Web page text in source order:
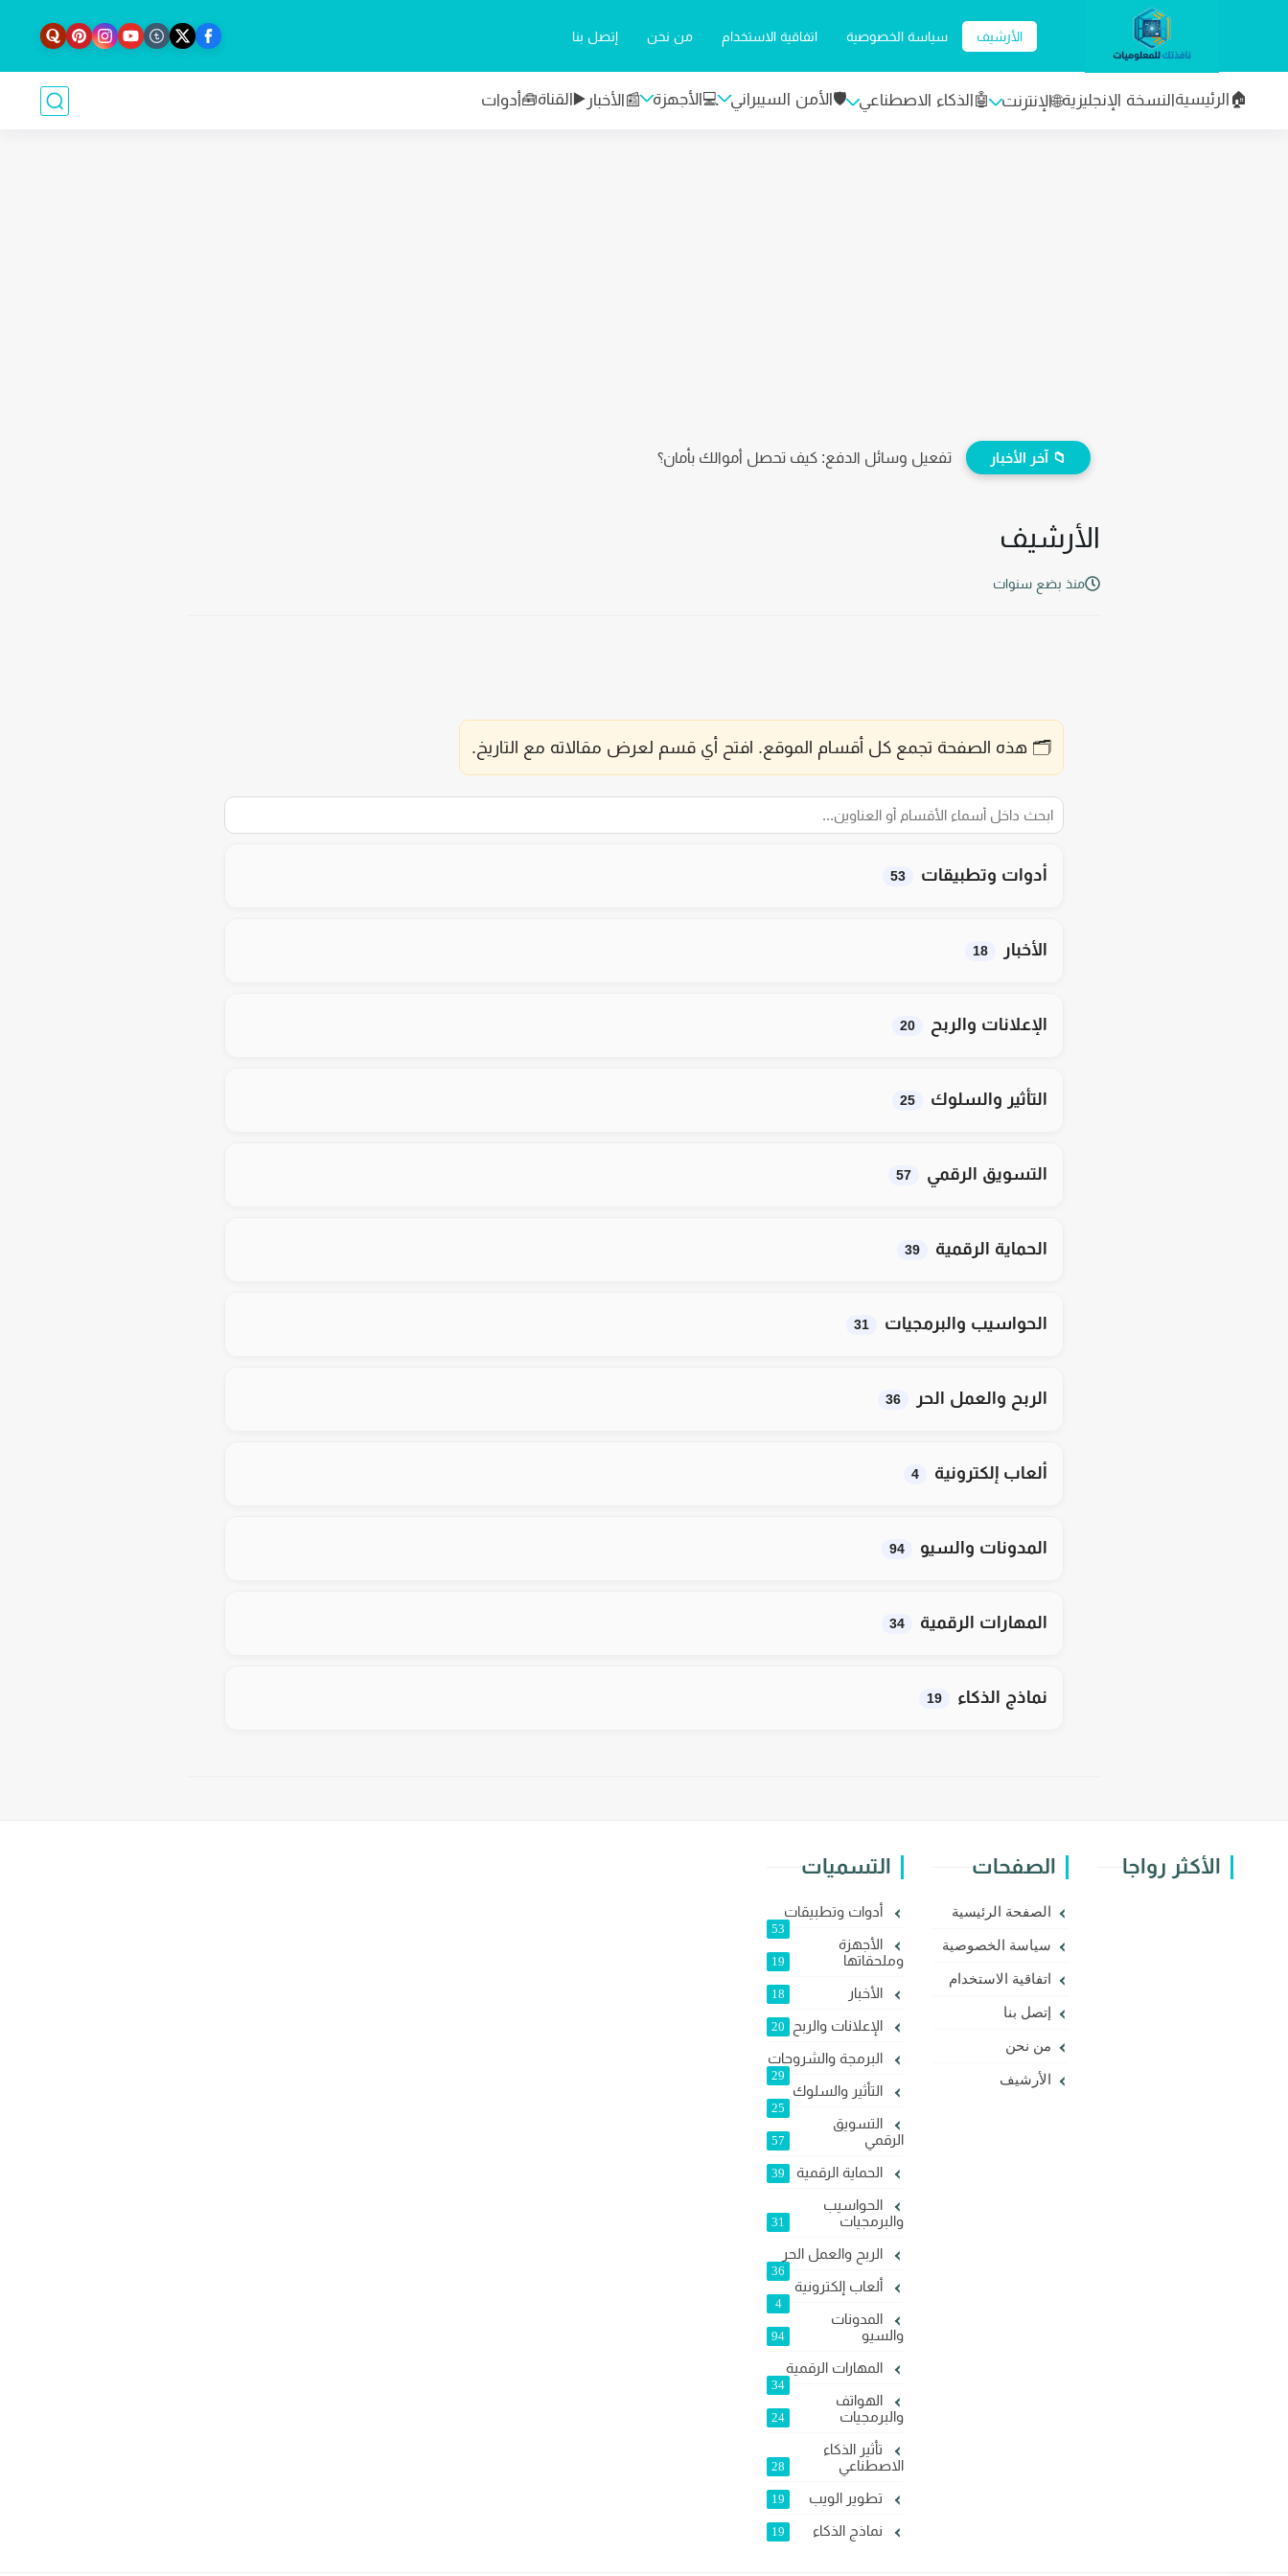
الأرشيف سياسة الخصوصية اتفاقية الاستخدام من نحن إتصل بنا
🏠الرئيسيةالنسخة الإنجليزية🌐الإنترنت 🤖الذكاء الاصطناعي 🛡️الأمن السيبراني 💻الأجهزة 📰الأخبار ▶️القناة🧰أدوات
📁 آخر الأخبار تفعيل وسائل الدفع: كيف تحصل أموالك بأمان؟
الأرشيف
منذ بضع سنوات
🗂️ هذه الصفحة تجمع كل أقسام الموقع. افتح أي قسم لعرض مقالاته مع التاريخ.
أدوات وتطبيقات 53
الأخبار 18
الإعلانات والربح 20
التأثير والسلوك 25
التسويق الرقمي 57
الحماية الرقمية 39
الحواسيب والبرمجيات 31
الربح والعمل الحر 36
ألعاب إلكترونية 4
المدونات والسيو 94
المهارات الرقمية 34
نماذج الذكاء 19
الأكثر رواجا الصفحات
الصفحة الرئيسية
سياسة الخصوصية
اتفاقية الاستخدام
إتصل بنا
من نحن
الأرشيف
التسميات
أدوات وتطبيقات
53
الأجهزة
وملحقاتها
19
الأخبار 18
الإعلانات والربح 20
البرمجة والشروحات
29
التأثير والسلوك
25
التسويق
الرقمي
57
الحماية الرقمية 39
الحواسيب
والبرمجيات
31
الربح والعمل الحر
36
ألعاب إلكترونية
4
المدونات
والسيو
94
المهارات الرقمية
34
الهواتف
والبرمجيات
24
تأثير الذكاء
الاصطناعي
28
تطوير الويب 19
نماذج الذكاء 19